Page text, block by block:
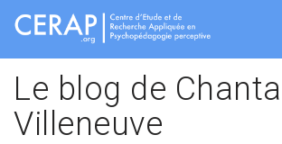
Aller
contenu
principal
Le blog de Chantal
Villeneuve